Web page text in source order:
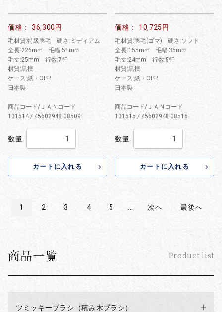
商品一覧 Product list
ツミッキーブラシ（積み木ブラシ）
価格： 36,300円
毛材質:特級豚毛 硬さ:ミディアム
全長:226mm 毛幅:51mm
毛丈:25mm 行数:7行
材質:黒檀
ケース:紙・OPP
日本製
商品コード/ＪＡＮコード
131514 / 45602948 08509
数量
カートに入れる
価格： 10,725円
毛材質:豚毛(ゴマ) 硬さ:ソフト
全長:155mm 毛幅:35mm
毛丈:24mm 行数:5行
材質:黒檀
ケース:紙・OPP
日本製
商品コード/ＪＡＮコード
131515 / 45602948 08516
数量
カートに入れる
1 2 3 4 5 次へ 最後へ